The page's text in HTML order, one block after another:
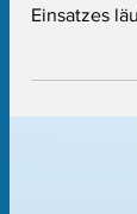
Die
Einsatzes
wieder mal...